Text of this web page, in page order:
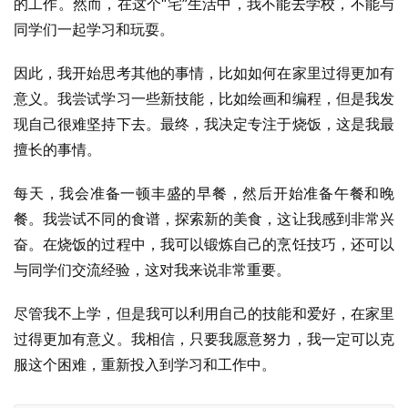
的工作。然而，在这个“宅”生活中，我不能去学校，不能与
同学们一起学习和玩耍。
因此，我开始思考其他的事情，比如如何在家里过得更加有
意义。我尝试学习一些新技能，比如绘画和编程，但是我发
现自己很难坚持下去。最终，我决定专注于烧饭，这是我最
擅长的事情。
每天，我会准备一顿丰盛的早餐，然后开始准备午餐和晚
餐。我尝试不同的食谱，探索新的美食，这让我感到非常兴
奋。在烧饭的过程中，我可以锻炼自己的烹饪技巧，还可以
与同学们交流经验，这对我来说非常重要。
尽管我不上学，但是我可以利用自己的技能和爱好，在家里
过得更加有意义。我相信，只要我愿意努力，我一定可以克
服这个困难，重新投入到学习和工作中。